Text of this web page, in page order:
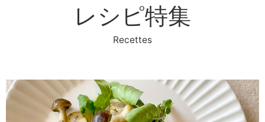
レシピ特集
Recettes